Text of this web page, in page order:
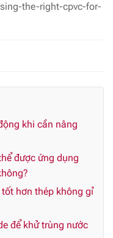
the-right-cpvc-for-
khi cần nâng
được ứng dụng
hơn thép không gỉ
để khử trùng nước